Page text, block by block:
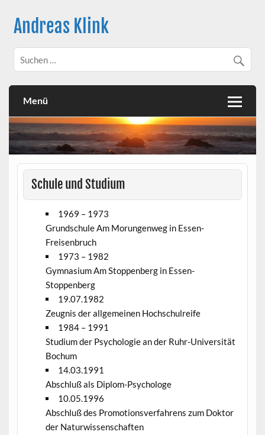
contentAndreas Klink
Menü
Schule und Studium
1969 – 1973
Grundschule Am Morungenweg in Essen-
Freisenbruch
1973 – 1982
Gymnasium Am Stoppenberg in Essen-
Stoppenberg
19.07.1982
Zeugnis der allgemeinen Hochschulreife
1984 – 1991
Studium der Psychologie an der Ruhr-Universität
Bochum
14.03.1991
Abschluß als Diplom-Psychologe
10.05.1996
Abschluß des Promotionsverfahrens zum Doktor
der Naturwissenschaften